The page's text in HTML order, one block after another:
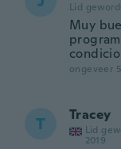
Lid
Muy
ongeveer
T Tracey
Lid
2019